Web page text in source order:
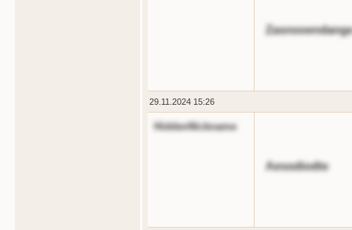
29.11.2024 15:26
HiddenNickname
Aesodiodte